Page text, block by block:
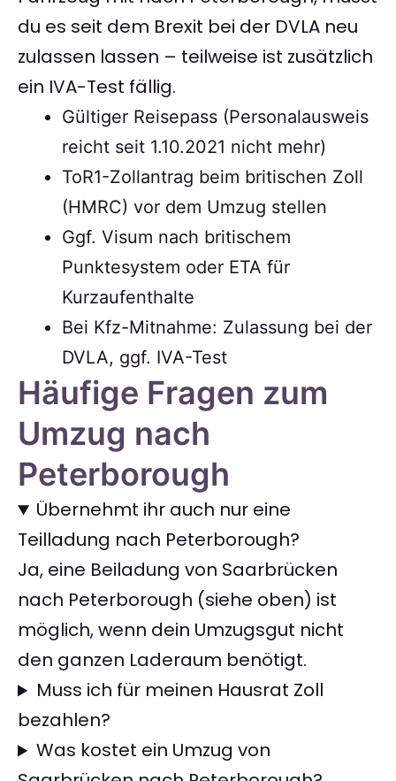
du es seit dem Brexit bei der DVLA neu
zulassen lassen – teilweise ist zusätzlich
ein IVA-Test fällig.
Gültiger Reisepass (Personalausweis
reicht seit 1.10.2021 nicht mehr)
ToR1-Zollantrag beim britischen Zoll
(HMRC) vor dem Umzug stellen
Ggf. Visum nach britischem
Punktesystem oder ETA für
Kurzaufenthalte
Bei Kfz-Mitnahme: Zulassung bei der
DVLA, ggf. IVA-Test
Häufige Fragen zum
Umzug nach
Peterborough
Übernehmt ihr auch nur eine
Teilladung nach Peterborough?
Ja, eine Beiladung von Saarbrücken
nach Peterborough (siehe oben) ist
möglich, wenn dein Umzugsgut nicht
den ganzen Laderaum benötigt.
Muss ich für meinen Hausrat Zoll
bezahlen?
Was kostet ein Umzug von